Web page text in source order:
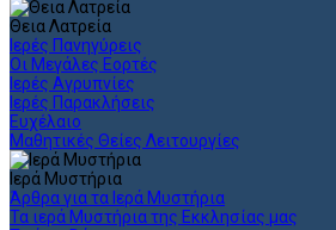
Θεια Λατρεία
Ιερές Πανηγύρεις
Οι Μεγάλες Εορτές
Ιερές Αγρυπνίες
Ιερές Παρακλήσεις
Ευχέλαιο
Μαθητικές Θείες Λειτουργίες
Ιερά Μυστήρια
Άρθρα για τα Ιερά Μυστήρια
Τα ιερά Μυστήρια της Εκκλησίας μας